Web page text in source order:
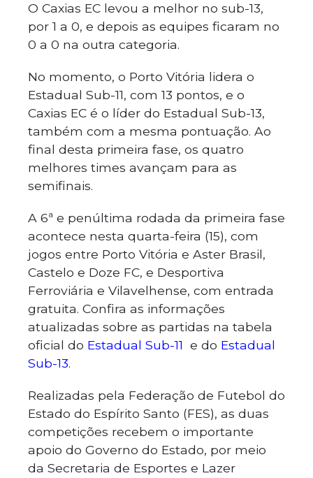
O Caxias EC levou a melhor no sub-13,
por 1 a 0, e depois as equipes ficaram no
0 a 0 na outra categoria.
No momento, o Porto Vitória lidera o
Estadual Sub-11, com 13 pontos, e o
Caxias EC é o líder do Estadual Sub-13,
também com a mesma pontuação. Ao
final desta primeira fase, os quatro
melhores times avançam para as
semifinais.
A 6ª e penúltima rodada da primeira fase
acontece nesta quarta-feira (15), com
jogos entre Porto Vitória e Aster Brasil,
Castelo e Doze FC, e Desportiva
Ferroviária e Vilavelhense, com entrada
gratuita. Confira as informações
atualizadas sobre as partidas na tabela
oficial do Estadual Sub-11 e do Estadual
Sub-13.
Realizadas pela Federação de Futebol do
Estado do Espírito Santo (FES), as duas
competições recebem o importante
apoio do Governo do Estado, por meio
da Secretaria de Esportes e Lazer